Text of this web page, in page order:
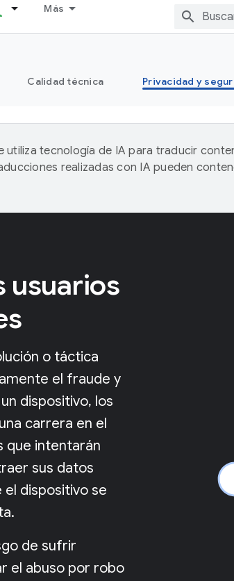
Más
Calidad técnica Privacidad y
utiliza tecnología de IA para traducir
realizadas con IA pueden
usuarios
o táctica
el fraude y
dispositivo, los
carrera en el
que intentarán
sus datos
dispositivo se
de sufrir
el abuso por robo